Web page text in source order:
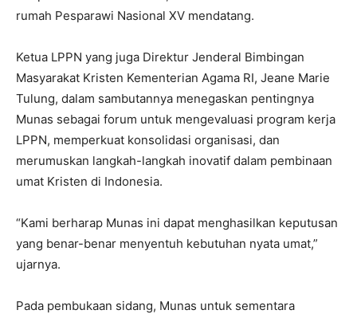
rumah Pesparawi Nasional XV mendatang.
Ketua LPPN yang juga Direktur Jenderal Bimbingan
Masyarakat Kristen Kementerian Agama RI, Jeane Marie
Tulung, dalam sambutannya menegaskan pentingnya
Munas sebagai forum untuk mengevaluasi program kerja
LPPN, memperkuat konsolidasi organisasi, dan
merumuskan langkah-langkah inovatif dalam pembinaan
umat Kristen di Indonesia.
“Kami berharap Munas ini dapat menghasilkan keputusan
yang benar-benar menyentuh kebutuhan nyata umat,”
ujarnya.
Pada pembukaan sidang, Munas untuk sementara